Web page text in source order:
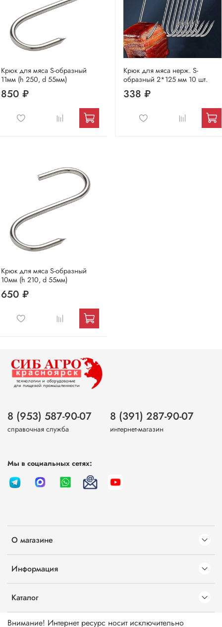
Крюк для мяса S-образный
11мм (h 250, d 55мм)
850 ₽
Крюк для мяса нерж. S-
образный 2*125 мм 10 шт.
338 ₽
Крюк для мяса S-образный
10мм (h 210, d 55мм)
650 ₽
О магазине
Информация
Каталог
8 (953) 587-90-07
справочная служба
8 (391) 287-90-07
интернет-магазин
Мы в социальных сетях:
Внимание! Интернет ресурс носит исключительно